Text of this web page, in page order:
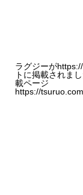
ラグジーが
トに掲載されま
載ページ
https://